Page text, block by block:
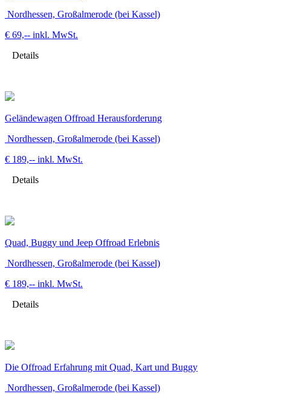
Nordhessen, Großalmerode (bei Kassel)
€ 69,-- inkl. MwSt.
Details
Geländewagen Offroad Herausforderung
Nordhessen, Großalmerode (bei Kassel)
€ 189,-- inkl. MwSt.
Details
Quad, Buggy und Jeep Offroad Erlebnis
Nordhessen, Großalmerode (bei Kassel)
€ 189,-- inkl. MwSt.
Details
Die Offroad Erfahrung mit Quad, Kart und Buggy
Nordhessen, Großalmerode (bei Kassel)